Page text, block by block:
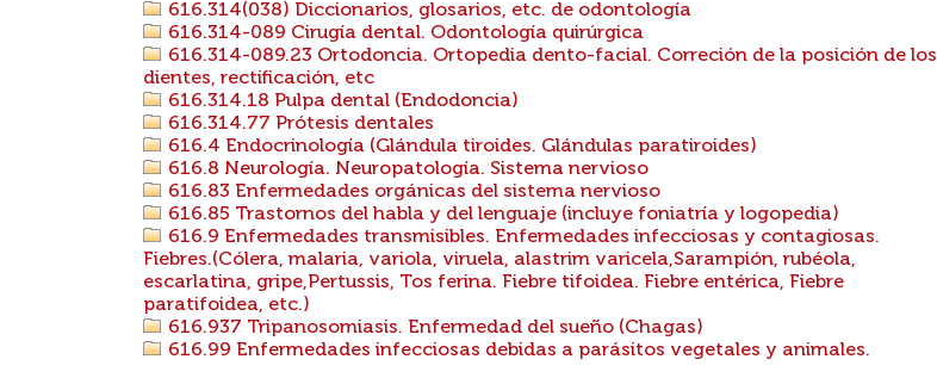
616.314(038) Diccionarios, glosarios, etc. de odontología
616.314-089 Cirugía dental. Odontología quirúrgica
616.314-089.23 Ortodoncia. Ortopedia dento-facial. Correción de la posición de los
dientes, rectificación, etc
616.314.18 Pulpa dental (Endodoncia)
616.314.77 Prótesis dentales
616.4 Endocrinología (Glándula tiroides. Glándulas paratiroides)
616.8 Neurología. Neuropatología. Sistema nervioso
616.83 Enfermedades orgánicas del sistema nervioso
616.85 Trastornos del habla y del lenguaje (incluye foniatría y logopedia)
616.9 Enfermedades transmisibles. Enfermedades infecciosas y contagiosas.
Fiebres.(Cólera, malaria, variola, viruela, alastrim varicela,Sarampión, rubéola,
escarlatina, gripe,Pertussis, Tos ferina. Fiebre tifoidea. Fiebre entérica, Fiebre
paratifoidea, etc.)
616.937 Tripanosomiasis. Enfermedad del sueño (Chagas)
616.99 Enfermedades infecciosas debidas a parásitos vegetales y animales.